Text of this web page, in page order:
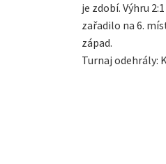
je zdobí. Výhru
zařadilo na 6.
západ.
Turnaj odehrály: